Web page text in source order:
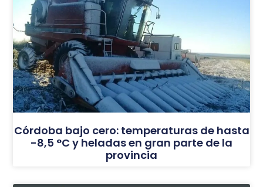
Córdoba bajo cero: temperaturas de hasta
-8,5 °C y heladas en gran parte de la
provincia